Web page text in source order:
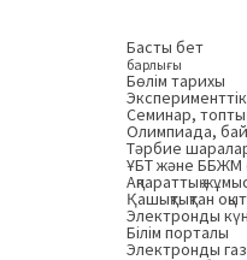
Басты бет
барлығы
Бөлім тарихы
Семинар,
Олимпиада,
Тәрбие
ҰБТ және ББЖМ
Ақпараттық
Қашықтықтан
Электронды
Білім порталы
Электронды